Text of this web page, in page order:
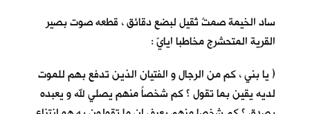
ساد الخيمة صمتٌ ثقيل لبضع دقائق ، قطعه صوت بصير
القريةالمتحشرج مخاطبا ايايّ :
( يا بني ، كم من الرجال و الفتيان الذين تدفع بهم للموت
لديه يقين بما تقول ؟ كم شخصاً منهم يصلي لله و يعبده